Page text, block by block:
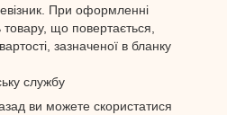
При оформленні
товару, що повертається,
зазначеної в бланку
службу
ви можете скористатися